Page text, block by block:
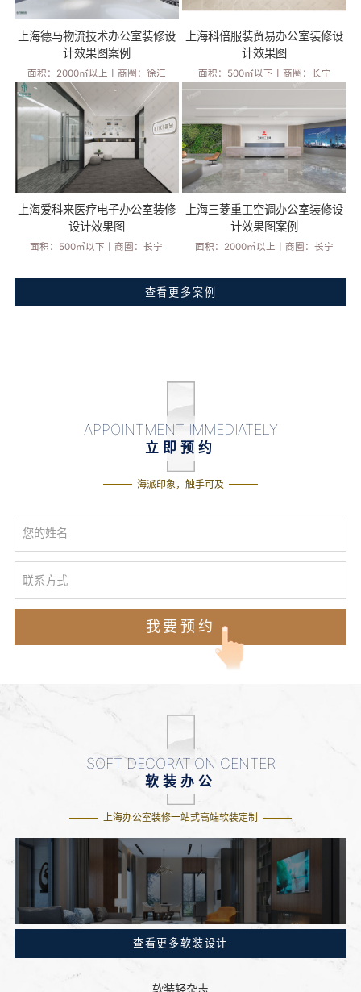
上海德马物流技术办公室装修设
计效果图案例
面积：2000㎡以上 商圈：徐汇
上海科倍服装贸易办公室装修设
计效果图
面积：500㎡以下 商圈：长宁
上海爱科来医疗电子办公室装修
设计效果图
面积：500㎡以下 丨商圈：长宁
上海三菱重工空调办公室装修设
计效果图案例
面积：2000㎡以上 丨商圈：长宁
查看更多案例
APPOINTMENT IMMEDIATELY
立即预约
海派印象，触手可及
SOFT DECORATION CENTER
软装办公
上海办公室装修一站式高端软装定制
查看更多软装设计
软装轻杂志